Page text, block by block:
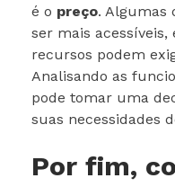
é o preço. Algumas
ser mais
recursos podem
Analisando as
pode tomar uma
suas necessidades
Por fim,